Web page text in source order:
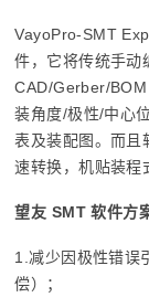
VayoPro-SMT
件，它将传统手动
CAD/Gerber/
装角度/极性/中心
表及装配图。而且
速转换，机贴装程
望友 SMT 软件方
1.减少因极性错误
偿）；